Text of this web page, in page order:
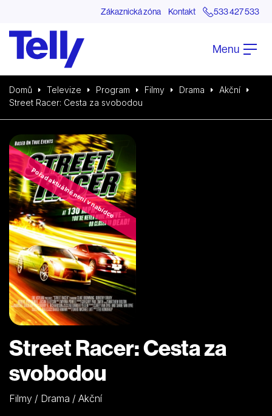
Zákaznická zóna Kontakt 533 427 533
Menu
Domů Televize Program Filmy Drama
Akční
Street Racer: Cesta za svobodou
Pořad aktuálně není v nabídce
Street Racer: Cesta za
svobodou
Filmy / Drama / Akční